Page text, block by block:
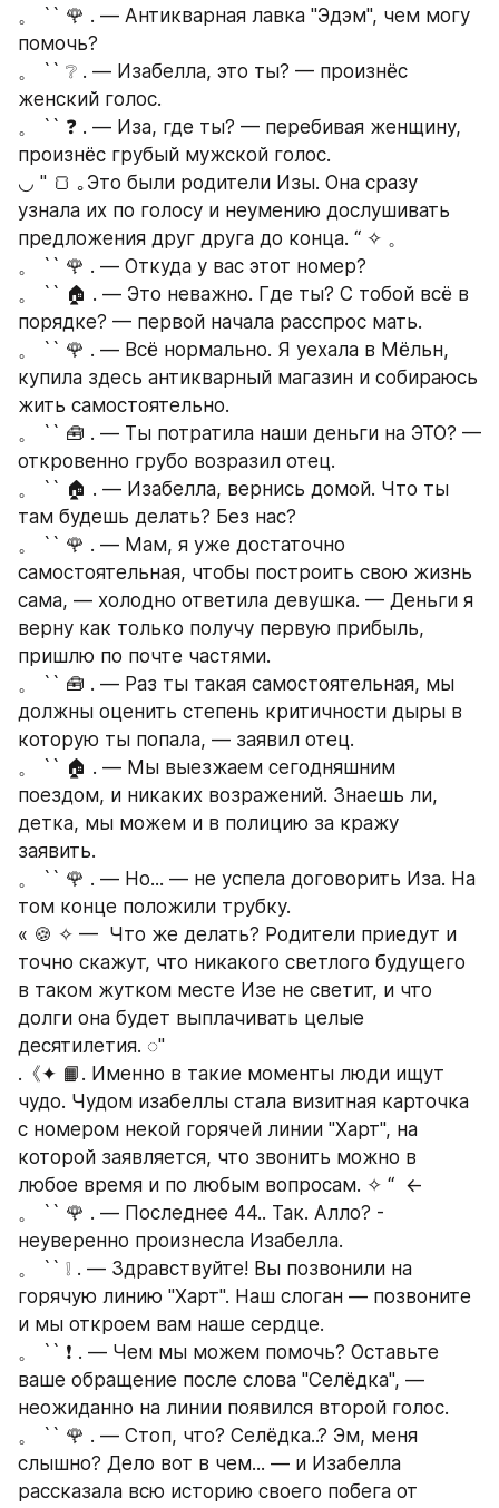
。 `` 🌹 . — Антикварная лавка "Эдэм", чем могу
помочь?
。 `` ❔ . — Изабелла, это ты? — произнёс
женский голос.
。 `` ❓ . — Иза, где ты? — перебивая женщину,
произнёс грубый мужской голос.
◡ " 🍞 ｡Это были родители Изы. Она сразу
узнала их по голосу и неумению дослушивать
предложения друг друга до конца. “ ✧ 。
。 `` 🌹 . — Откуда у вас этот номер?
。 `` 🏠 . — Это неважно. Где ты? С тобой всё в
порядке? — первой начала расспрос мать.
。 `` 🌹 . — Всё нормально. Я уехала в Мёльн,
купила здесь антикварный магазин и собираюсь
жить самостоятельно.
。 `` 🧰 . — Ты потратила наши деньги на ЭТО? —
откровенно грубо возразил отец.
。 `` 🏠 . — Изабелла, вернись домой. Что ты
там будешь делать? Без нас?
。 `` 🌹 . — Мам, я уже достаточно
самостоятельная, чтобы построить свою жизнь
сама, — холодно ответила девушка. — Деньги я
верну как только получу первую прибыль,
пришлю по почте частями.
。 `` 🧰 . — Раз ты такая самостоятельная, мы
должны оценить степень критичности дыры в
которую ты попала, — заявил отец.
。 `` 🏠 . — Мы выезжаем сегодняшним
поездом, и никаких возражений. Знаешь ли,
детка, мы можем и в полицию за кражу
заявить.
。 `` 🌹 . — Но... — не успела договорить Иза. На
том конце положили трубку.
« 🍪 ✧ —  Что же делать? Родители приедут и
точно скажут, что никакого светлого будущего
в таком жутком месте Изе не светит, и что
долги она будет выплачивать целые
десятилетия. ◌"
.《✦ 📙. Именно в такие моменты люди ищут
чудо. Чудом изабеллы стала визитная карточка
с номером некой горячей линии "Харт", на
которой заявляется, что звонить можно в
любое время и по любым вопросам. ✧ “  ←
。 `` 🌹 . — Последнее 44.. Так. Алло? -
неуверенно произнесла Изабелла.
。 `` ❕ . — Здравствуйте! Вы позвонили на
горячую линию "Харт". Наш слоган — позвоните
и мы откроем вам наше сердце.
。 `` ❗ . — Чем мы можем помочь? Оставьте
ваше обращение после слова "Селёдка", —
неожиданно на линии появился второй голос.
。 `` 🌹 . — Стоп, что? Селёдка..? Эм, меня
слышно? Дело вот в чем... — и Изабелла
рассказала всю историю своего побега от